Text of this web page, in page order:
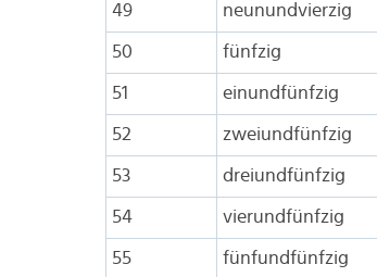
49 neunundvierzig
50 fünfzig
51 einundfünfzig
52 zweiundfünfzig
53 dreiundfünfzig
54 vierundfünfzig
55 fünfundfünfzig